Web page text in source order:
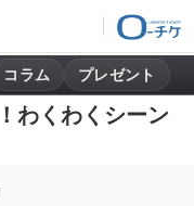
コラム プレゼント
わくわくシーン